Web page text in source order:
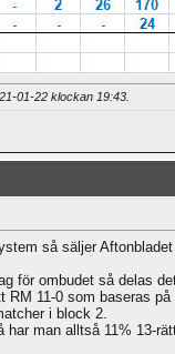
01-22 klockan 19:43.
så säljer
för ombudet så delas
RM 11-0 som baseras
i block 2.
har man alltså 11% 13-